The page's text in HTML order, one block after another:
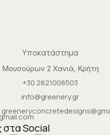
Υποκατάστημα
Μουσούρων 2 Χανιά, Κρήτη
+30 2821008503
info@greenery.gr
στα Social